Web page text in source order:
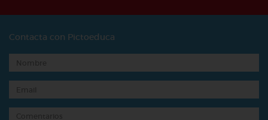
Contacta con Pictoeduca